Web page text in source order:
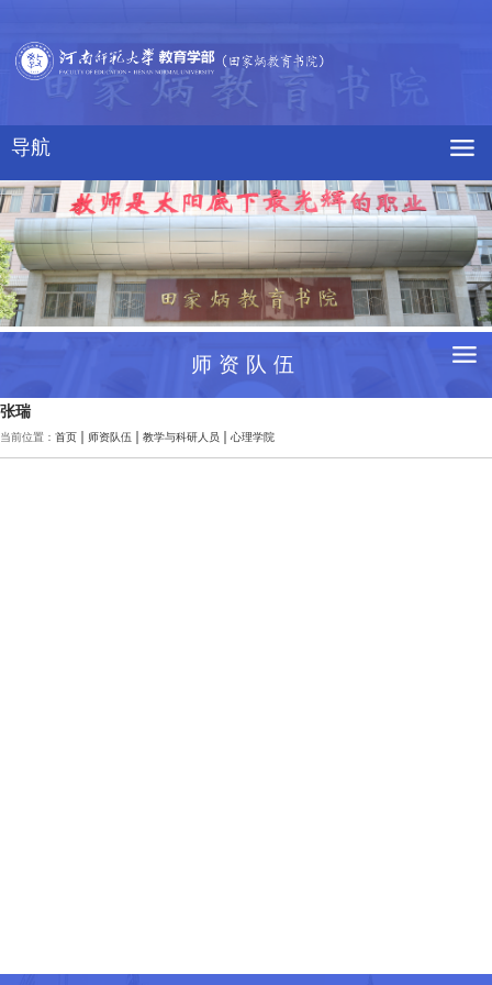
导航
师资队伍
张瑞
当前位置： 首页 师资队伍 教学与科研人员 心理学院